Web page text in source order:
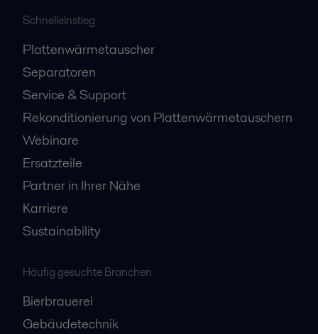
Schnelleinstieg
Plattenwärmetauscher
Separatoren
Service & Support
Rekonditionierung von Plattenwärmetauschern
Webinare
Ersatzteile
Partner in Ihrer Nähe
Karriere
Sustainability
Häufig gesuchte Branchen
Bierbrauerei
Gebäudetechnik